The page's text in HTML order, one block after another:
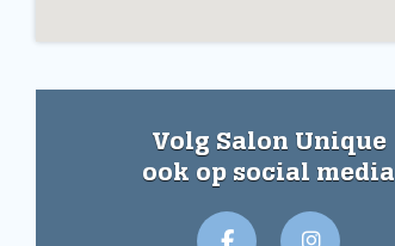
Volg Salon Unique
ook op social media